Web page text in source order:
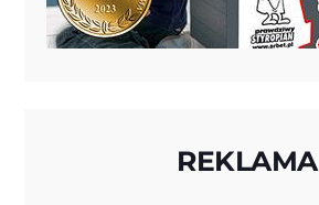
REKLAMA